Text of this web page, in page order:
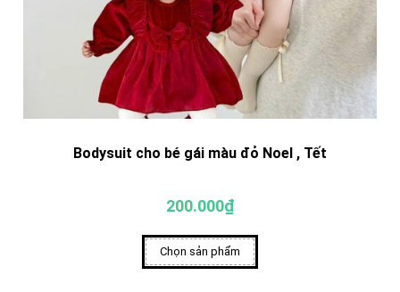
Bodysuit cho bé gái màu đỏ Noel , Tết
200.000₫
Chọn sản phẩm